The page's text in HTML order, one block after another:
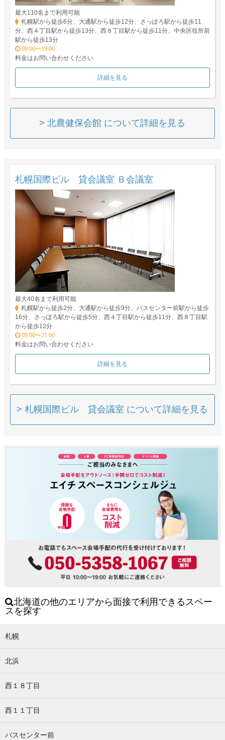
最大110名まで利用可能
札幌駅から徒歩6分、大通駅から徒歩12分、さっぽろ駅から徒歩11
分、西４丁目駅から徒歩13分、西８丁目駅から徒歩11分、中央区役所前
駅から徒歩13分
09:00〜19:00
料金はお問い合わせください
詳細を見る
> 北農健保会館 について詳細を見る
札幌国際ビル 貸会議室 Ｂ会議室
最大40名まで利用可能
札幌駅から徒歩2分、大通駅から徒歩9分、バスセンター前駅から徒歩
16分、さっぽろ駅から徒歩5分、西４丁目駅から徒歩11分、西８丁目駅
から徒歩12分
09:00〜21:00
料金はお問い合わせください
詳細を見る
> 札幌国際ビル 貸会議室 について詳細を見る
北海道の他のエリアから面接で利用できるスペー
スを探す
札幌
北浜
西１８丁目
西１１丁目
バスセンター前